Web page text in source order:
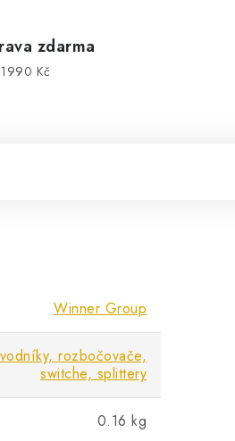
zdarma
Kč
Winner Group
rozbočovače,
switche, splittery
0.16 kg